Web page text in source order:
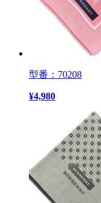
型番：70208
¥4,980